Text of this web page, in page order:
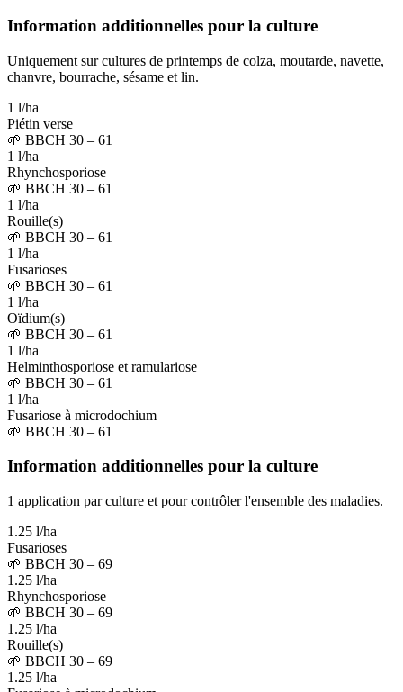
Information additionnelles pour la culture
Uniquement sur cultures de printemps de colza, moutarde, navette,
chanvre, bourrache, sésame et lin.
1 l/ha
Piétin verse
🌱 BBCH 30 – 61
1 l/ha
Rhynchosporiose
🌱 BBCH 30 – 61
1 l/ha
Rouille(s)
🌱 BBCH 30 – 61
1 l/ha
Fusarioses
🌱 BBCH 30 – 61
1 l/ha
Oïdium(s)
🌱 BBCH 30 – 61
1 l/ha
Helminthosporiose et ramulariose
🌱 BBCH 30 – 61
1 l/ha
Fusariose à microdochium
🌱 BBCH 30 – 61
Information additionnelles pour la culture
1 application par culture et pour contrôler l'ensemble des maladies.
1.25 l/ha
Fusarioses
🌱 BBCH 30 – 69
1.25 l/ha
Rhynchosporiose
🌱 BBCH 30 – 69
1.25 l/ha
Rouille(s)
🌱 BBCH 30 – 69
1.25 l/ha